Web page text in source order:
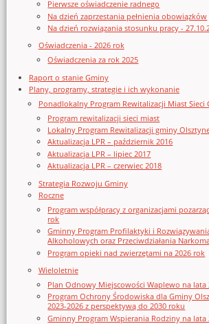
Pierwsze oświadczenie radnego
Na dzień zaprzestania pełnienia obowiązków
Na dzień rozwiązania stosunku pracy -
Oświadczenia - 2026 rok
Oświadczenia za rok 2025
Raport o stanie Gminy
Plany, programy, strategie i ich wykonanie
Ponadlokalny Program Rewitalizacji Miast Sieci
Program rewitalizacji sieci miast
Lokalny Program Rewitalizacji gminy
Aktualizacja LPR – październik 2016
Aktualizacja LPR – lipiec 2017
Aktualizacja LPR – czerwiec 2018
Strategia Rozwoju Gminy
Roczne
Program współpracy z organizacjami
rok
Gminny Program Profilaktyki i
Alkoholowych oraz Przeciwdziałania
Program opieki nad zwierzętami na 2026 rok
Wieloletnie
Plan Odnowy Miejscowości Waplewo na lata
Program Ochrony Środowiska dla Gminy
2023-2026 z perspektywą do 2030 roku
Gminny Program Wspierania Rodziny na lata